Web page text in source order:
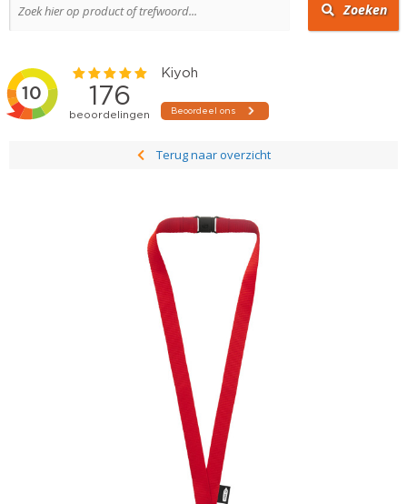
Zoeken
Terug naar overzicht